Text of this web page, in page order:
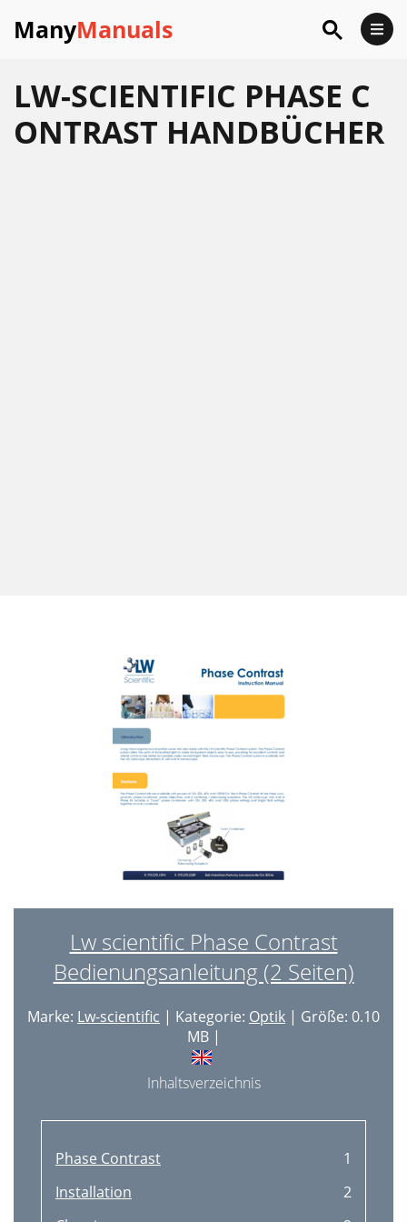
ManyManuals
LW-SCIENTIFIC PHASE C
ONTRAST HANDBÜCHER
Lw scientific Phase Contrast
Bedienungsanleitung (2 Seiten)
Marke: Lw-scientific | Kategorie: Optik | Größe: 0.10
MB |
Inhaltsverzeichnis
Phase Contrast
1
Installation
2